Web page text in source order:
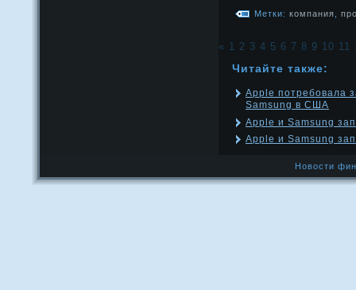
Метки: компания
« 1 2 3 4 5 6 7 8 9 10 11
Читайте также:
Apple потребовала
Samsung в США
Apple и Samsung
Apple и Samsung
Новости